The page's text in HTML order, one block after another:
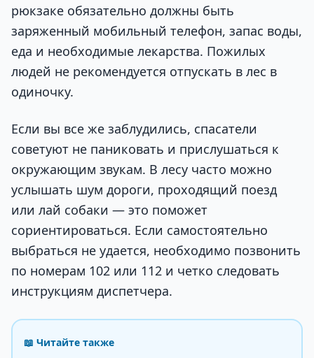
рюкзаке обязательно должны быть
заряженный мобильный телефон, запас воды,
еда и необходимые лекарства. Пожилых
людей не рекомендуется отпускать в лес в
одиночку.
Если вы все же заблудились, спасатели
советуют не паниковать и прислушаться к
окружающим звукам. В лесу часто можно
услышать шум дороги, проходящий поезд
или лай собаки — это поможет
сориентироваться. Если самостоятельно
выбраться не удается, необходимо позвонить
по номерам 102 или 112 и четко следовать
инструкциям диспетчера.
📖 Читайте также